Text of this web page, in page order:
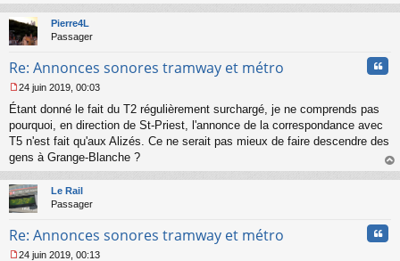
u
au
Pierre4L
Passager
Re: Annonces sonores tramway et métro
e
s
s
g
n
o
l
u
24 juin 2019, 00:03
Étant donné le fait du T2 régulièrement surchargé, je ne comprends pas
pourquoi, en direction de St-Priest, l'annonce de la correspondance avec
T5 n'est fait qu'aux Alizés. Ce ne serait pas mieux de faire descendre des
gens à Grange-Blanche ?
au
Le Rail
Passager
Re: Annonces sonores tramway et métro
24 juin 2019, 00:13